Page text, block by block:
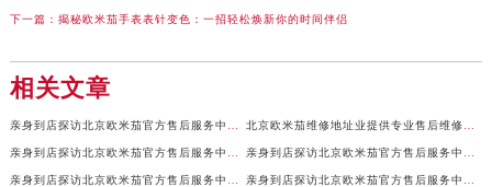
下一篇： 揭秘欧米茄手表表针变色：一招轻松焕新你的时间伴侣
相关文章
亲身到店探访北京欧米茄官方售后服务中心｜全新地址及售后热线（2026年7月最新） 北京欧米茄维修地址业提供专业售后维修保养服务权威公示（2026年7月最新）
亲身到店探访北京欧米茄官方售后服务中心｜服务电话及详细网点地址（2026年7月最新） 亲身到店探访北京欧米茄官方售后服务中心｜官方地址及联系电话（2026年7月最新）
亲身到店探访北京欧米茄官方售后服务中心｜网点地址及服务电话（2026年7月最新） 亲身到店探访北京欧米茄官方售后服务中心｜完整地址与售后热线（2026年7月最新）